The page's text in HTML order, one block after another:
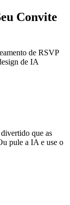
Convite
de RSVP
de IA
que as
pule a IA e use o